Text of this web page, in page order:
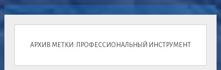
АРХИВ МЕТКИ: ПРОФЕССИОНАЛЬНЫЙ ИНСТРУМЕНТ